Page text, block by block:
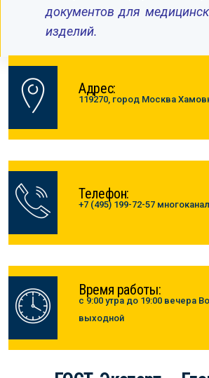
документов для
изделий.
Адрес:
119270, город Москва
Телефон:
+7 (495) 199-72-57
Время работы:
с 9:00 утра до 19:00 вечера
выходной